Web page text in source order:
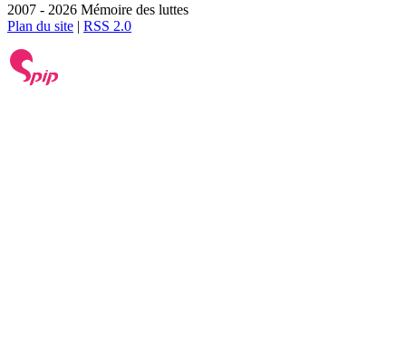
2007 - 2026 Mémoire des luttes
Plan du site | RSS 2.0